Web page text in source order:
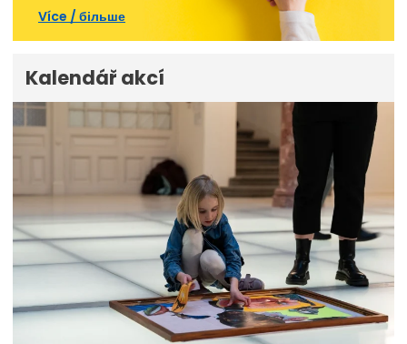
Více / більше
Kalendář akcí